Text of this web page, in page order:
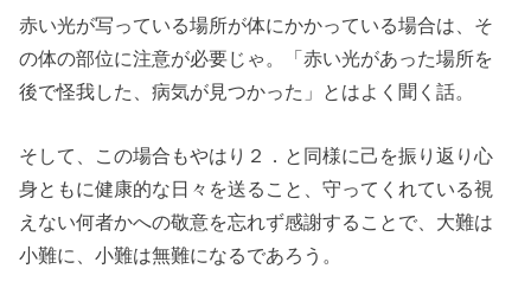
赤い光が写っている場所が体にかかっている場合は、そ
の体の部位に注意が必要じゃ。「赤い光があった場所を
後で怪我した、病気が見つかった」とはよく聞く話。
そして、この場合もやはり２．と同様に己を振り返り心
身ともに健康的な日々を送ること、守ってくれている視
えない何者かへの敬意を忘れず感謝することで、大難は
小難に、小難は無難になるであろう。